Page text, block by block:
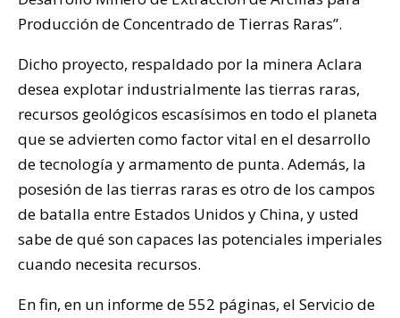
Producción de Concentrado de Tierras Raras”.
Dicho proyecto, respaldado por la minera Aclara
desea explotar industrialmente las tierras raras,
recursos geológicos escasísimos en todo el planeta
que se advierten como factor vital en el desarrollo
de tecnología y armamento de punta. Además, la
posesión de las tierras raras es otro de los campos
de batalla entre Estados Unidos y China, y usted
sabe de qué son capaces las potenciales imperiales
cuando necesita recursos.
En fin, en un informe de 552 páginas, el Servicio de